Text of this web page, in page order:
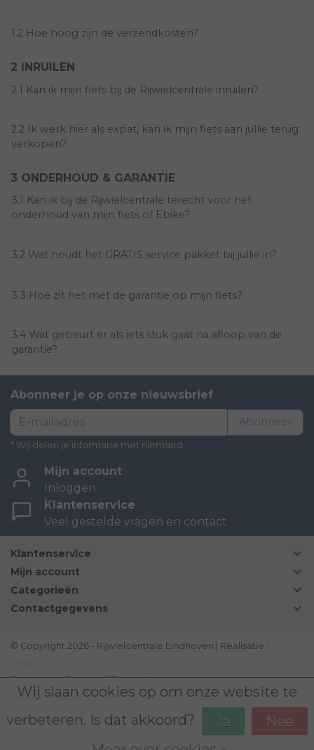
1.2 Hoe hoog zijn de verzendkosten?
2 INRUILEN
2.1 Kan ik mijn fiets bij de Rijwielcentrale inruilen?
2.2 Ik werk hier als expat, kan ik mijn fiets aan jullie terug
verkopen?
3 ONDERHOUD & GARANTIE
3.1 Kan ik bij de Rijwielcentrale terecht voor het
onderhoud van mijn fiets of Ebike?
3.2 Wat houdt het GRATIS service pakket bij jullie in?
3.3 Hoe zit het met de garantie op mijn fiets?
3.4 Wat gebeurt er als iets stuk gaat na afloop van de
garantie?
Abonneer je op onze nieuwsbrief
Abonneer
* Wij delen je informatie met niemand.
Mijn account
Inloggen
Klantenservice
Veel gestelde vragen en contact
Klantenservice
Mijn account
Categorieën
Contactgegevens
© Copyright 2026 - Rijwielcentrale Eindhoven | Realisatie
Disclaimer|Sitemap|Bovag Algemene voorwaarden|
Wij slaan cookies op om onze website te
verbeteren. Is dat akkoord?
Ja
Nee